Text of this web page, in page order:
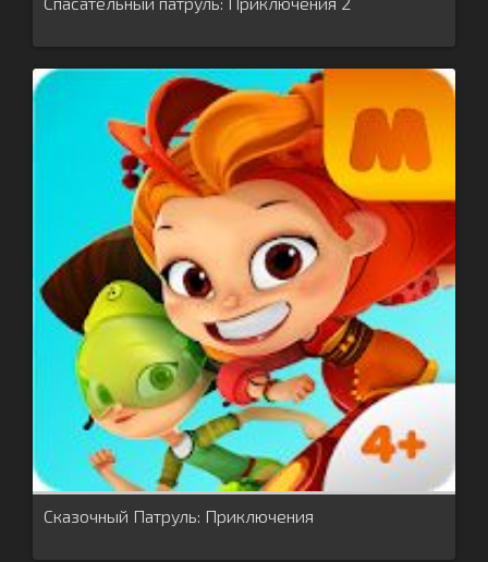
Сказочный Патруль: Приключения